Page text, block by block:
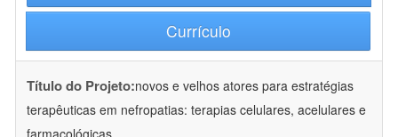
Currículo
Título do Projeto:novos e velhos atores para estratégias
terapêuticas em nefropatias: terapias celulares, acelulares e